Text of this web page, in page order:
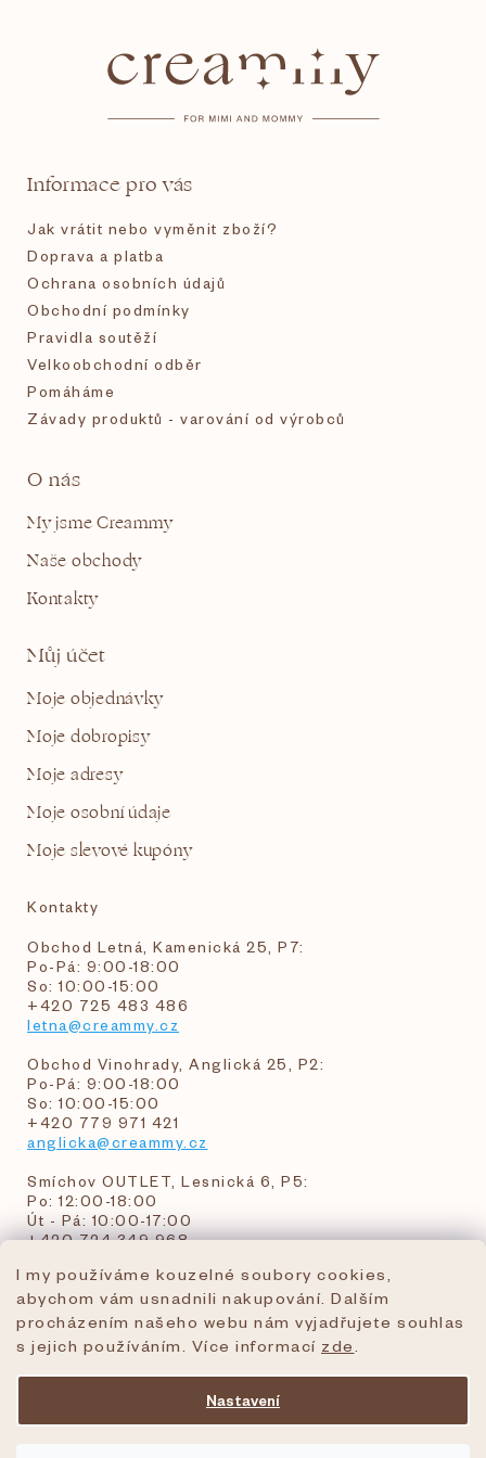
I my používáme kouzelné soubory cookies,
abychom vám usnadnili nakupování. Dalším
procházením našeho webu nám vyjadřujete souhlas
s jejich používáním. Více informací zde
Nastavení
Informace pro vás
Jak vrátit nebo vyměnit zboží?
Doprava a platba
Ochrana osobních údajů
Obchodní podmínky
Pravidla soutěží
Velkoobchodní odběr
Pomáháme
Závady produktů - varování od výrobců
O nás
My jsme Creammy
Naše obchody
Kontakty
Můj účet
Moje objednávky
Moje dobropisy
Moje adresy
Moje osobní údaje
Moje slevové kupóny
Kontakty
Obchod Letná, Kamenická 25, P7:
Po-Pá: 9:00-18:00
So: 10:00-15:00
+420 725 483 486
letna@creammy.cz
Obchod Vinohrady, Anglická 25, P2:
Po-Pá: 9:00-18:00
So: 10:00-15:00
+420 779 971 421
anglicka@creammy.cz
Smíchov OUTLET, Lesnická 6, P5:
Po: 12:00-18:00
Út - Pá: 10:00-17:00
+420 724 349 968
objednavky@creammy.cz
tel:+420 724 349 968